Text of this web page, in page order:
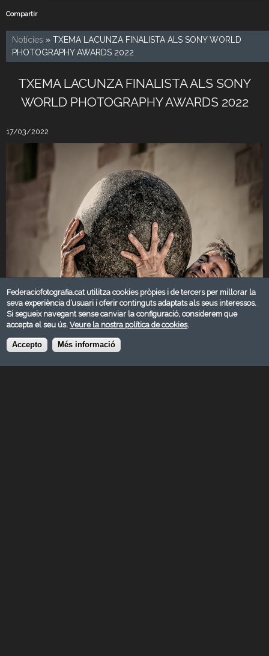
Compartir
Notícies » TXEMA LACUNZA FINALISTA ALS SONY WORLD
PHOTOGRAPHY AWARDS 2022
TXEMA LACUNZA FINALISTA ALS SONY
WORLD PHOTOGRAPHY AWARDS 2022
17/03/2022
Federaciofotografia.cat utilitza cookies pròpies i de tercers per millorar la
seva experiència d’usuari i oferir continguts adaptats als seus interessos.
Si segueix navegant sense canviar la configuració, considerem que
accepta el seu ús.Veure la nostra política de cookies.
Accepto Més informació